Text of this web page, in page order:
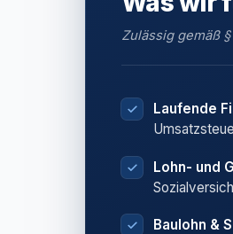
Zulässig gemäß
Laufende
Lohn- und
Baulohn &